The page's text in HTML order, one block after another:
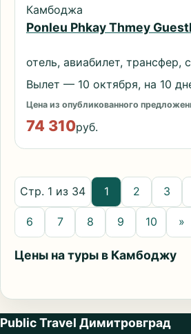
Камбоджа
Ponleu Phkay Thmey
отель, авиабилет, трансфер,
Вылет — 10 октября, на 10
Цена из опубликованного
74 310руб.
Стр. 1 из 34 1 2 3
6 7 8 9 10 »
Цены на туры в Камбоджу
Public Travel Димитровград